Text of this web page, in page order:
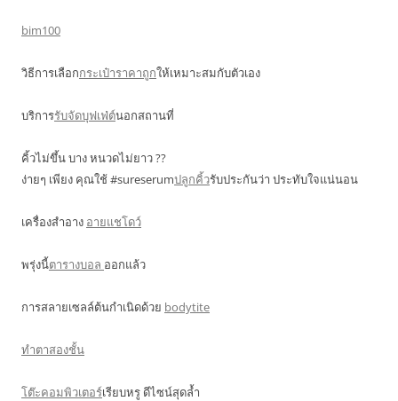
bim100
วิธีการเลือกกระเป๋าราคาถูกให้เหมาะสมกับตัวเอง
บริการรับจัดบุฟเฟ่ต์นอกสถานที่
คิ้วไม่ขึ้น บาง หนวดไม่ยาว ??
ง่ายๆ เพียง คุณใช้ #sureserumปลูกคิ้วรับประกันว่า ประทับใจแน่นอน
เครื่องสำอาง อายแชโดว์
พรุ่งนี้ตารางบอล ออกแล้ว
การสลายเซลล์ต้นกำเนิดด้วย bodytite
ทำตาสองชั้น
โต๊ะคอมพิวเตอร์เรียบหรู ดีไซน์สุดล้ำ